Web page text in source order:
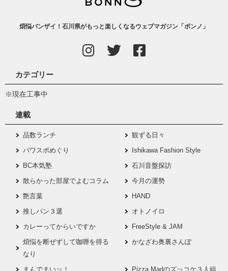
煩悩バンザイ！石川県がもっと楽しくなるウェブマガジン「ボンノ」
カテゴリー
※現在工事中
連載
品数ランチ
観ずる日々
パワスポめぐり
Ishikawa Fashion Style
BC本気塾
石川音盤探訪
散らかった部屋でよむコラム
今月の運勢
艶言葉
HAND
推しパン３選
オトノイロ
カレーってからいですか
FreeStyle & JAM
煩悩を断ぜずして咖喱を得る
なり
かなざわ奥裏さんぽ
まんでまいッ！ Pizza Madのズッコケ３人組